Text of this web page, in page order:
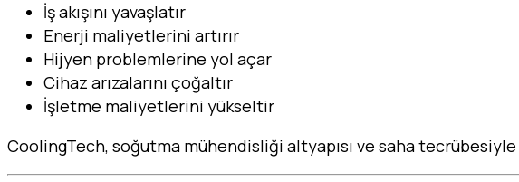
İş akışını yavaşlatır
Enerji maliyetlerini artırır
Hijyen problemlerine yol açar
Cihaz arızalarını çoğaltır
İşletme maliyetlerini yükseltir
CoolingTech, soğutma mühendisliği altyapısı ve saha